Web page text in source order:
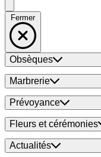
Fermer
Obsèques
Marbrerie
Prévoyance
Fleurs et cérémonies
Actualités